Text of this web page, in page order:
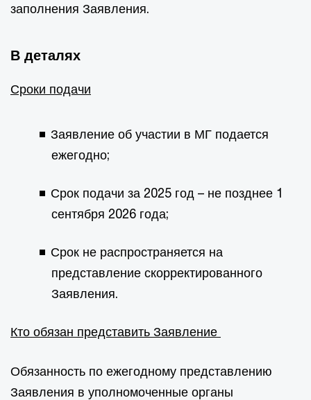
заполнения Заявления.
В деталях
Сроки подачи
Заявление об участии в МГ подается
ежегодно;
Срок подачи за 2025 год – не позднее 1
сентября 2026 года;
Срок не распространяется на
представление скорректированного
Заявления.
Кто обязан представить Заявление
Обязанность по ежегодному представлению
Заявления в уполномоченные органы